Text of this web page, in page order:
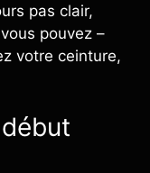
pas clair,
pouvez –
votre ceinture,